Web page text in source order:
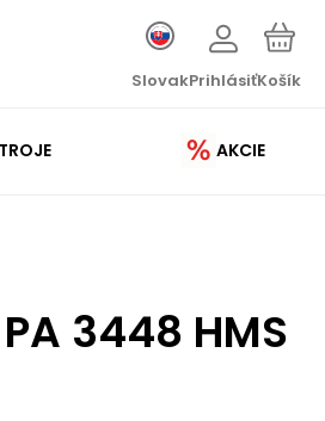
SlovakPrihlásiťKošík
AKCIE
PA 3448 HMS